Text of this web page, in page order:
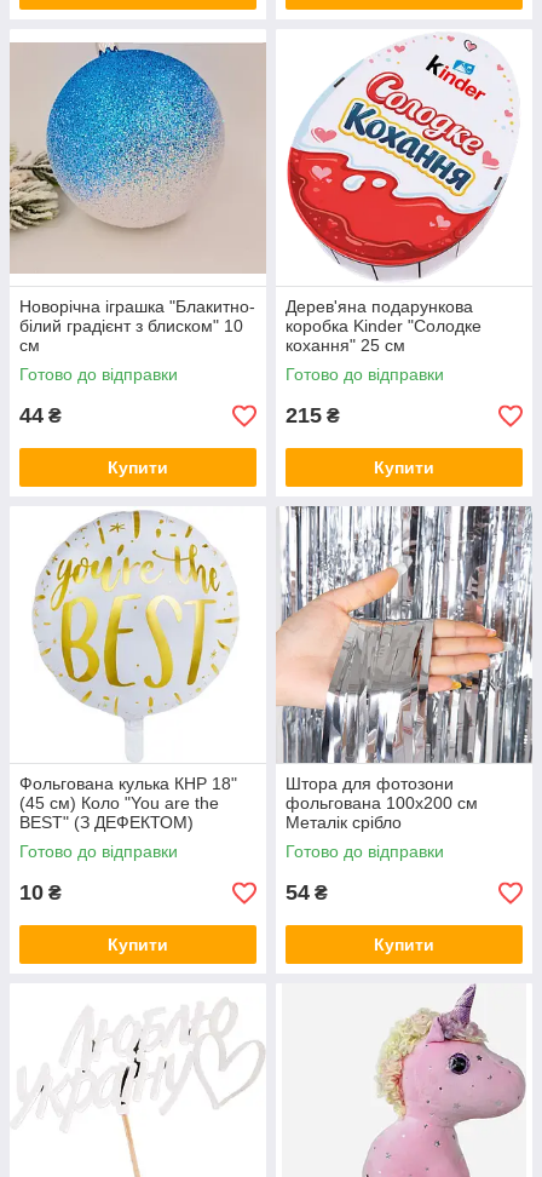
Новорічна іграшка "Блакитно-
білий градієнт з блиском" 10
см
Готово до відправки
44 ₴
Купити
Дерев'яна подарункова
коробка Kinder "Солодке
кохання" 25 см
Готово до відправки
215 ₴
Купити
Фольгована кулька КНР 18"
(45 см) Коло "You are the
BEST" (З ДЕФЕКТОМ)
Готово до відправки
10 ₴
Купити
Штора для фотозони
фольгована 100х200 см
Металік срібло
Готово до відправки
54 ₴
Купити